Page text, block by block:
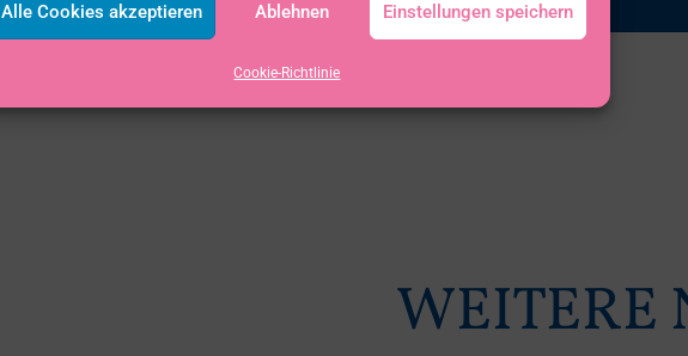
Alle Cookies akzeptieren Ablehnen Einstellungen speichern
Cookie-Richtlinie
WEITERE